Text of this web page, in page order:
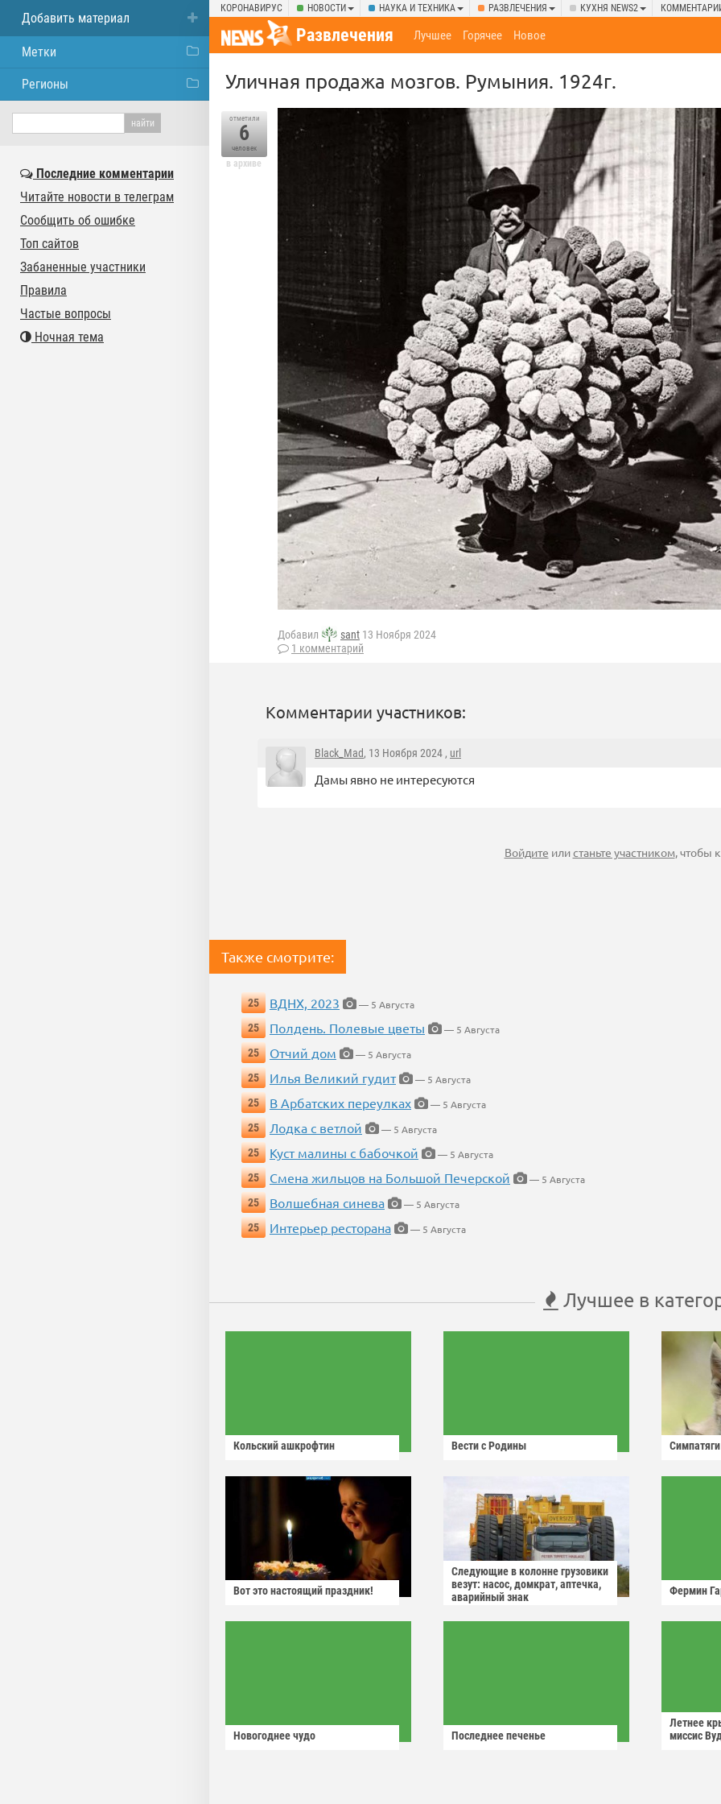
КОРОНАВИРУС НОВОСТИ НАУКА И ТЕХНИКА РАЗВЛЕЧЕНИЯ КУХНЯ NEWS2
Развлечения Лучшее Горячее Новое
Уличная продажа мозгов. Румыния. 1924г.
отметили
6
человек
в архиве
Добавил sant 13 Ноября 2024
1 комментарий
Комментарии участников:
Black_Mad, 13 Ноября 2024 , url
Дамы явно не интересуются
Войдите илистаньте участником, чтобы
Также смотрите:
25 ВДНХ, 2023
— 5 Августа
25
Полдень. Полевые цветы
— 5 Августа
25
Отчий дом
— 5 Августа
25
Илья Великий гудит
— 5 Августа
25
В Арбатских переулках
— 5 Августа
25
Лодка с ветлой
— 5 Августа
25
Куст малины с бабочкой
— 5 Августа
25
Смена жильцов на Большой Печерской
— 5 Августа
25
Волшебная синева
— 5 Августа
25
Интерьер ресторана — 5 Августа
Лучшее в
Кольский ашкрофтин Вести с Родины Симпатяги
Вот это настоящий праздник!
Следующие в колонне грузовики
везут: насос, домкрат, аптечка,
аварийный знак
Фермин
Новогоднее чудо Последнее печенье
Летнее
миссис
Добавить материал
Метки
Регионы
Последние комментарии
Читайте новости в телеграм
Сообщить об ошибке
Топ сайтов
Забаненные участники
Правила
Частые вопросы
Ночная тема